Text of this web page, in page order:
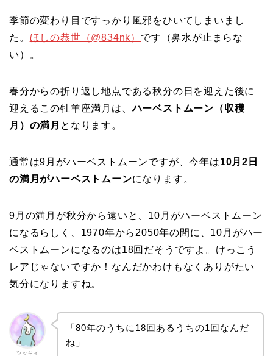
季節の変わり目ですっかり風邪をひいてしまいまし
た。 ほしの恭世（@834nk） です（鼻水が止まらな
い）。
春分からの折り返し地点である秋分の日を迎えた後に
迎えるこの牡羊座満月は、ハーベストムーン（収穫
月）の満月 となります。
通常は9月がハーベストムーンですが、今年は10月2日
の満月がハーベストムーンになります。
9月の満月が秋分から遠いと、10月がハーベストムーン
になるらしく、1970年から2050年の間に、10月がハー
ベストムーンになるのは18回だそうですよ。けっこう
レアじゃないですか！なんだかわけもなくありがたい
気分になりますね。
ツッキィ
「80年のうちに18回あるうちの1回なんだ
ね」